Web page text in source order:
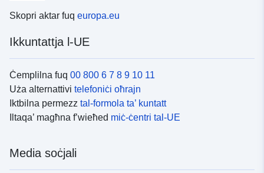
Skopri aktar fuq europa.eu
Ikkuntattja l-UE
Ċemplilna fuq 00 800 6 7 8 9 10 11
Uża alternattivi telefoniċi oħrajn
Iktbilna permezz tal-formola ta’ kuntatt
Iltaqa’ magħna f’wieħed miċ-ċentri tal-UE
Media soċjali